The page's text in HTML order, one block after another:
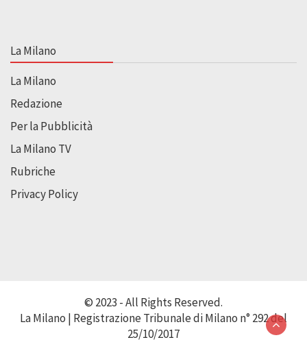
La Milano
La Milano
Redazione
Per la Pubblicità
La Milano TV
Rubriche
Privacy Policy
© 2023 - All Rights Reserved.
La Milano | Registrazione Tribunale di Milano n° 292 del
25/10/2017